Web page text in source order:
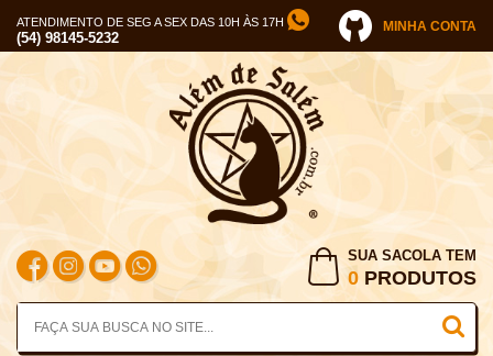
ATENDIMENTO DE SEG A SEX DAS 10H ÀS 17H
(54) 98145-5232
MINHA CONTA
SUA SACOLA TEM
0 PRODUTOS